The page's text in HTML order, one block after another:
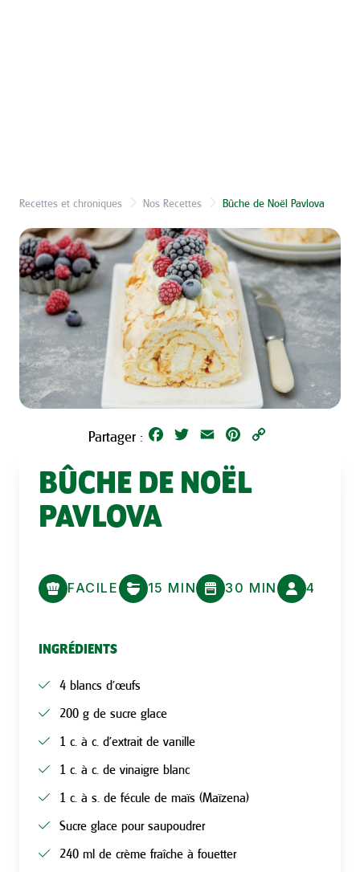
Recettes et chroniques Nos Recettes Bûche de Noël Pavlova
Partager : Facebook
Twitter Email Pinterest
BÛCHE DE NOËL
PAVLOVA
FACILE 15 MIN 30 MIN 4
INGRÉDIENTS
4 blancs d'œufs
200 g de sucre glace
1 c. à c. d'extrait de vanille
1 c. à c. de vinaigre blanc
1 c. à s. de fécule de maïs (Maïzena)
Sucre glace pour saupoudrer
240 ml de crème fraîche à fouetter